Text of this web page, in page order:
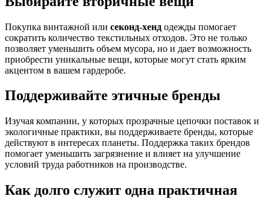
Покупка винтажной или секонд-хенд одежды помогает
сократить количество текстильных отходов. Это не только
позволяет уменьшить объем мусора, но и дает возможность
приобрести уникальные вещи, которые могут стать ярким
акцентом в вашем гардеробе.
Поддерживайте этичные бренды
Изучая компании, у которых прозрачные цепочки поставок и
экологичные практики, вы поддерживаете бренды, которые
действуют в интересах планеты. Поддержка таких брендов
помогает уменьшить загрязнение и влияет на улучшение
условий труда работников на производстве.
Как долго служит одна практичная